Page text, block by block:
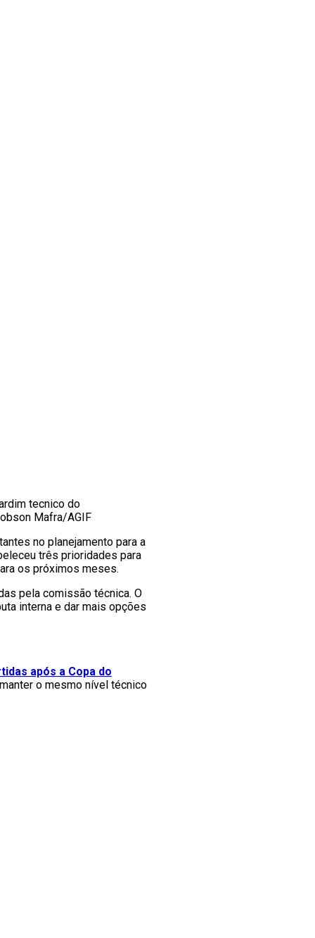
tecnico do
Mafra/AGIF
no planejamento para a
três prioridades para
os próximos meses.
pela comissão técnica. O
interna e dar mais opções
após a Copa do
o mesmo nível técnico